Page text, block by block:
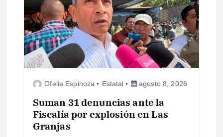
Ofelia Espinoza Estatal agosto 8, 2026
Suman 31 denuncias ante la
Fiscalía por explosión en Las
Granjas